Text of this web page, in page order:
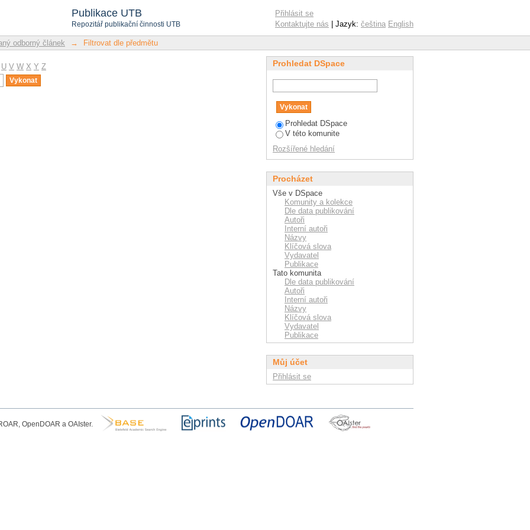
Publikace UTB
Repozitář publikační činnosti UTB
Přihlásit se
Kontaktujte nás | Jazyk: čeština English
odborný článek → Filtrovat dle předmětu
U V W X Y Z
Prohledat DSpace
Prohledat DSpace
V této komunite
Rozšířené hledání
Procházet
Vše v DSpace
Komunity a kolekce
Dle data publikování
Autoři
Interní autoři
Názvy
Klíčová slova
Vydavatel
Publikace
Tato komunita
Dle data publikování
Autoři
Interní autoři
Názvy
Klíčová slova
Vydavatel
Publikace
Můj účet
Přihlásit se
OpenDOAR a OAIster.